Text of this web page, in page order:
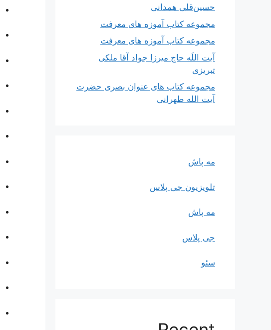
حسین‌قلی همدانی
مجموعه کتاب آموزه های معرفت
مجموعه کتاب آموزه های معرفت
آیت اللَه حاج میرزا جواد آقا ملکی
تبریزی
مجموعه کتاب های عنوان بصری حضرت
آیت الله طهرانی
مه پاش
تلویزیون جی پلاس
مه پاش
جی پلاس
سئو